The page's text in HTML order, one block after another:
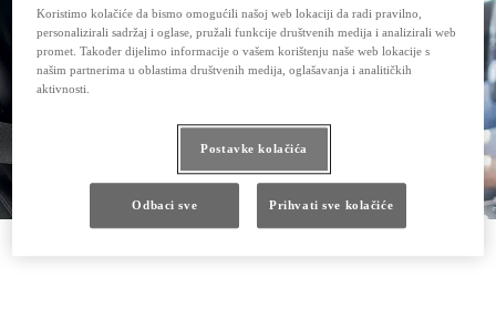
Koristimo kolačiće da bismo omogućili našoj web lokaciji da radi pravilno,
personalizirali sadržaj i oglase, pružali funkcije društvenih medija i analizirali web
promet. Također dijelimo informacije o vašem korištenju naše web lokacije s
našim partnerima u oblastima društvenih medija, oglašavanja i analitičkih
aktivnosti.
Postavke kolačića
Odbaci sve Prihvati sve kolačiće